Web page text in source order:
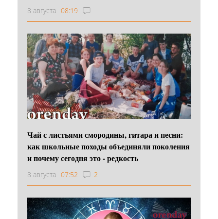
8 августа 08:19
Чай с листьями смородины, гитара и песни:
как школьные походы объединяли поколения
и почему сегодня это - редкость
8 августа 07:52 2